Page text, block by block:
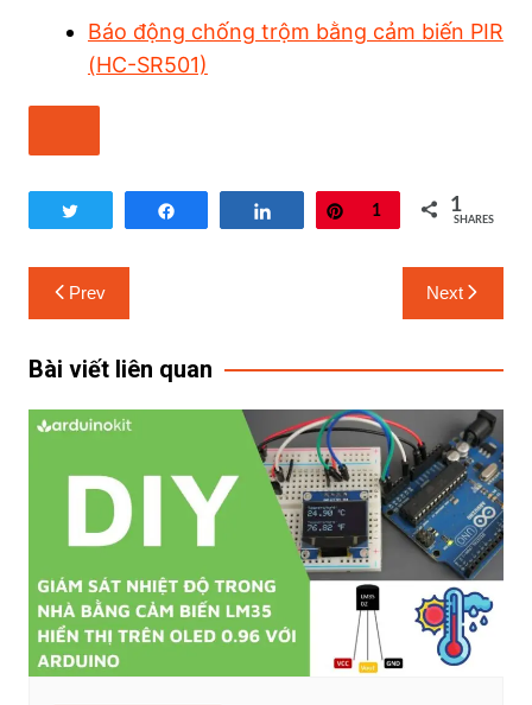
Báo động chống trộm bằng cảm biến PIR
(HC-SR501)
Share Pin
1 1
SHARES
Prev Next
Bài viết liên quan